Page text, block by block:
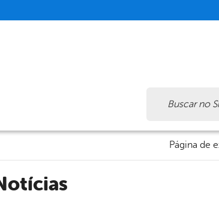
Página de
Notícias